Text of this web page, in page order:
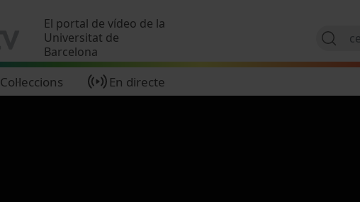
El portal de vídeo de la
Universitat de
Barcelona
Col·leccions En directe